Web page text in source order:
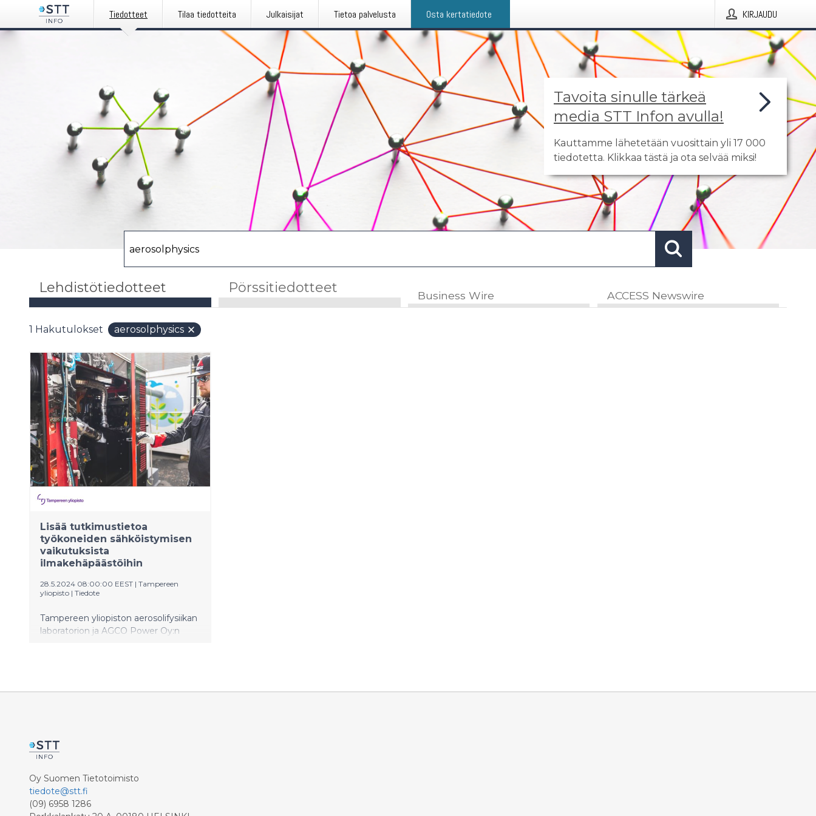
Tiedotteet Tilaa tiedotteita Julkaisijat Tietoa palvelusta Osta kertatiedote KIRJAUDU
Tavoita sinulle tärkeä
media STT Infon avulla!
Kauttamme lähetetään vuosittain yli 17 000
tiedotetta. Klikkaa tästä ja ota selvää miksi!
Lehdistötiedotteet Pörssitiedotteet Business Wire ACCESS Newswire
1 Hakutulokset aerosolphysics
Lisää tutkimustietoa
työkoneiden sähköistymisen
vaikutuksista
ilmakehäpäästöihin
28.5.2024 08:00:00 EEST | Tampereen
yliopisto | Tiedote
Tampereen yliopiston aerosolifysiikan
laboratorion ja AGCO Power Oy:n
työkoneiden sähköistymisen
epävarmuustekijöistä, mutta siitä on
saatu vain rajallisesti tutkimustietoa.
Oy Suomen Tietotoimisto
tiedote@stt.fi
(09) 6958 1286